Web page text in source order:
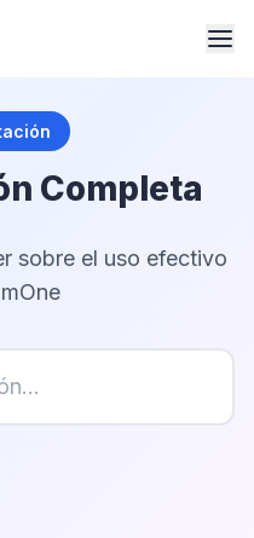
Completa
sobre el uso efectivo